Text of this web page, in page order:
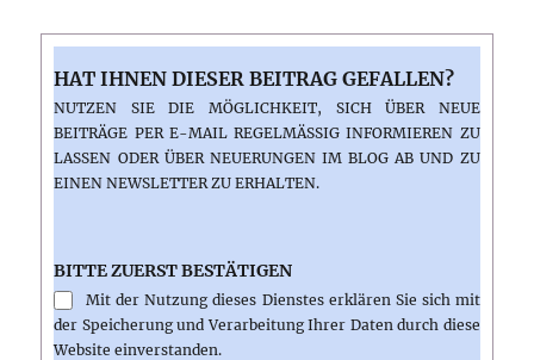
HAT IHNEN DIESER BEITRAG GEFALLEN?
NUTZEN SIE DIE MÖGLICHKEIT, SICH ÜBER NEUE
BEITRÄGE PER E-MAIL REGELMÄSSIG INFORMIEREN ZU L
ASSEN ODER ÜBER NEUERUNGEN IM BLOG AB UND ZU E
INEN NEWSLETTER ZU ERHALTEN.
BITTE ZUERST BESTÄTIGEN
Mit der Nutzung dieses Dienstes erklären Sie sich mit
der Speicherung und Verarbeitung Ihrer Daten durch diese
Website einverstanden.